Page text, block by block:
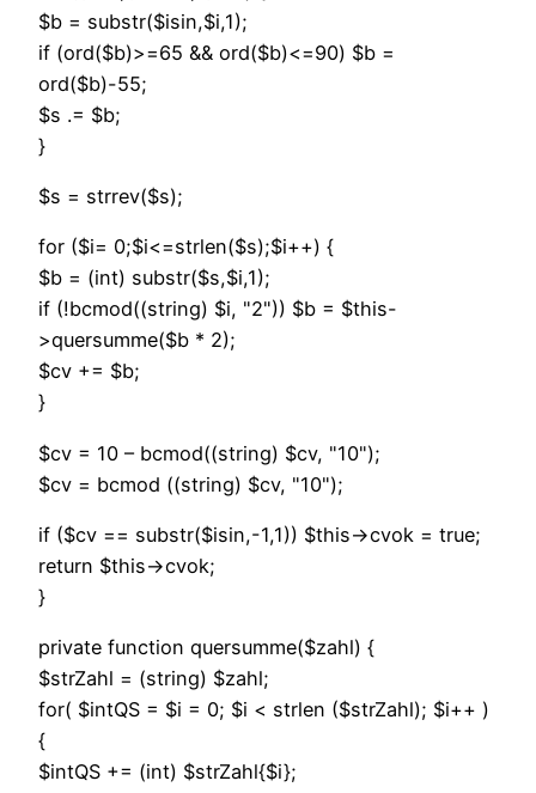
$b = substr($isin,$i,1);
if (ord($b)>=65 && ord($b)<=90) $b =
ord($b)-55;
$s .= $b;
}
$s = strrev($s);
for ($i= 0;$i<=strlen($s);$i++) {
$b = (int) substr($s,$i,1);
if (!bcmod((string) $i, "2")) $b = $this-
>quersumme($b * 2);
$cv += $b;
}
$cv = 10 – bcmod((string) $cv, "10");
$cv = bcmod ((string) $cv, "10");
if ($cv == substr($isin,-1,1)) $this->cvok = true;
return $this->cvok;
}
private function quersumme($zahl) {
$strZahl = (string) $zahl;
for( $intQS = $i = 0; $i < strlen ($strZahl); $i++ )
{
$intQS += (int) $strZahl{$i};